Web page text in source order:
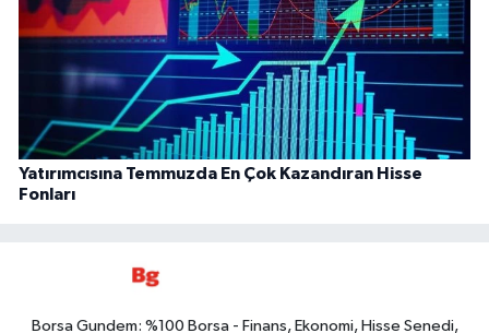
Yatırımcısına Temmuzda En Çok Kazandıran Hisse
Fonları
Borsa Gundem: %100 Borsa - Finans, Ekonomi, Hisse Senedi,